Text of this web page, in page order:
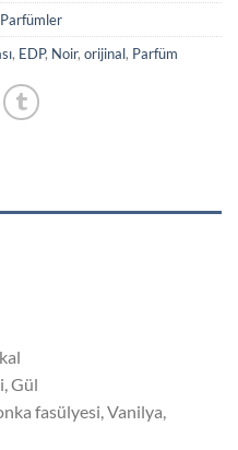
Parfümler
, EDP, Noir, orijinal, Parfüm
Gül
fasülyesi, Vanilya,